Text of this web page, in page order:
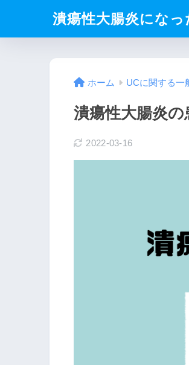
潰瘍性大腸炎にな
ホーム UCに関する一
潰瘍性大腸炎の
2022-03-16